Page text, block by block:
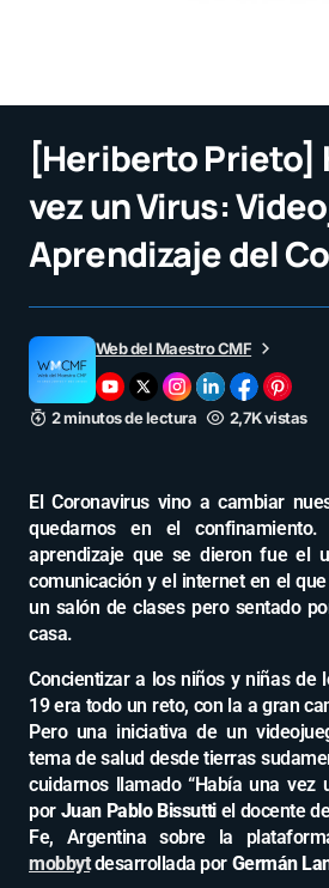
[Heriberto Prieto]
vez un Virus:
Aprendizaje del
Web del Maestro CMF
2 minutos de lectura 2,7K vistas
El Coronavirus vino a cambiar
quedarnos en el
aprendizaje que se dieron fue el
comunicación y el internet en el
un salón de clases pero sentado
casa.
Concientizar a los niños y niñas de
19 era todo un reto, con la a gran
Pero una iniciativa de un
tema de salud desde tierras
cuidarnos llamado “Había una vez
por Juan Pablo Bissutti el docente
Fe, Argentina sobre la
mobbytdesarrollada por Germán